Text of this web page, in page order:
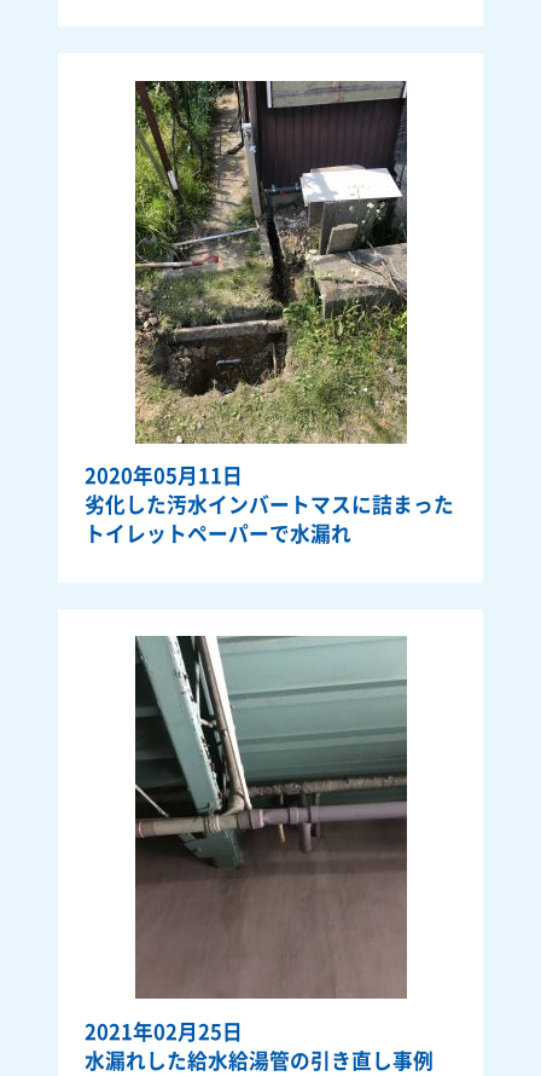
2020年05月11日
劣化した汚水インバートマスに詰まった
トイレットペーパーで水漏れ
2021年02月25日
水漏れした給水給湯管の引き直し事例